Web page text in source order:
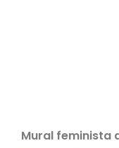
Mural feminista